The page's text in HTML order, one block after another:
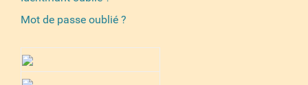
Mot de passe oublié ?